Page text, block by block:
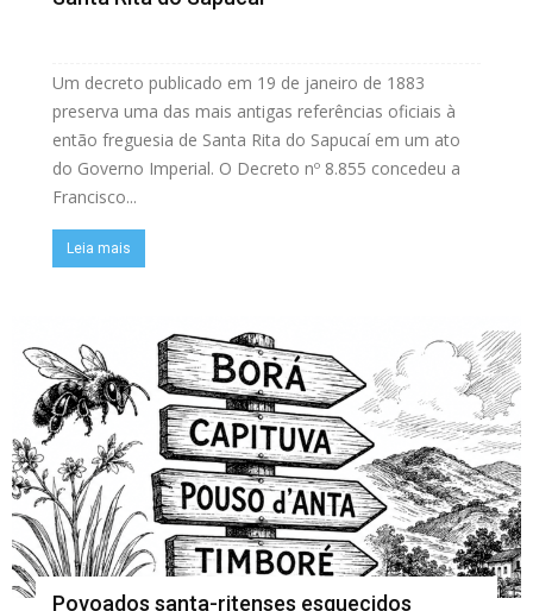
Um decreto publicado em 19 de janeiro de 1883
preserva uma das mais antigas referências oficiais à
então freguesia de Santa Rita do Sapucaí em um ato
do Governo Imperial. O Decreto nº 8.855 concedeu a
Francisco...
Leia mais
Povoados santa-ritenses esquecidos